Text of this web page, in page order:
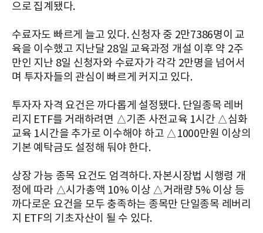
으로 집계됐다.
수료자도 빠르게 늘고 있다. 신청자 중 2만7386명이 교
육을 이수했고 지난달 28일 교육과정 개설 이후 약 2주
만인 지난 8일 신청자와 수료자가 각각 2만명을 넘어서
며 투자자들의 관심이 빠르게 커지고 있다.
투자자 자격 요건은 까다롭게 설정됐다. 단일종목 레버
리지 ETF를 거래하려면 △기존 사전교육 1시간 △심화
교육 1시간을 추가로 이수해야 하고 △1000만원 이상의
기본 예탁금도 설정해 둬야 한다.
상장 가능 종목 요건도 엄격하다. 자본시장법 시행령 개
정에 따라 △시가총액 10% 이상 △거래량 5% 이상 등
까다로운 요건을 모두 충족하는 종목만 단일종목 레버리
지 ETF의 기초자산이 될 수 있다.